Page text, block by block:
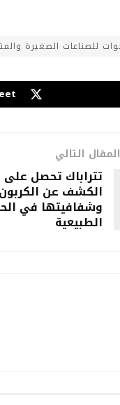
المقال التالي
وشفافيتها في
الطبيعية